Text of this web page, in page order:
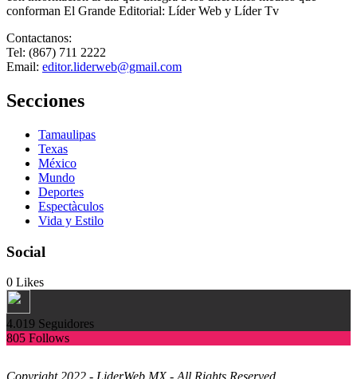
conforman El Grande Editorial: Líder Web y Líder Tv
Contactanos:
Tel: (867) 711 2222
Email: editor.liderweb@gmail.com
Secciones
Tamaulipas
Texas
México
Mundo
Deportes
Espectàculos
Vida y Estilo
Social
0 Likes
4.019 Seguidores
805 Follows